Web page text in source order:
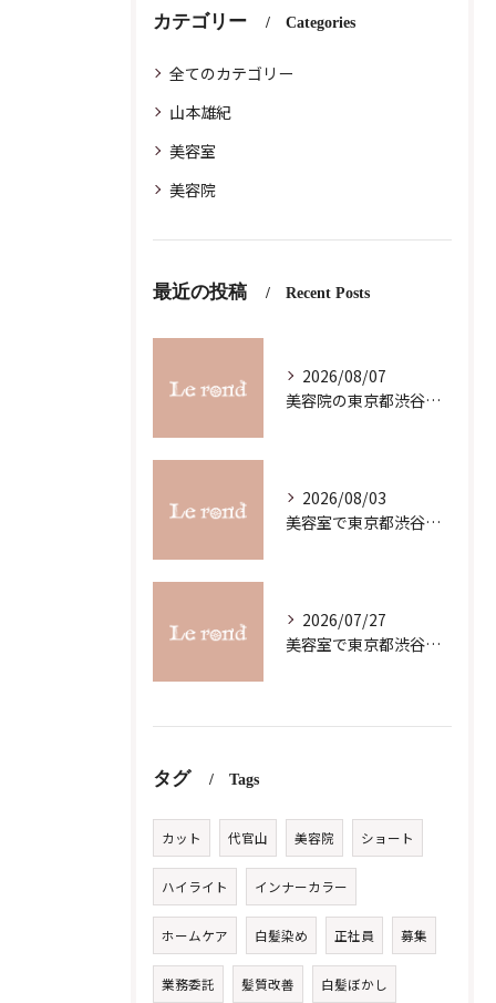
カテゴリー Categories
全てのカテゴリー
山本雄紀
美容室
美容院
最近の投稿 Recent Posts
2026/08/07
美容院の東京都渋谷区恵比寿求人募集で理想の働き方と職場選びを徹底解説
2026/08/03
美容室で東京都渋谷区代官山町のスキルアップを目指す最新ガイド
2026/07/27
美容室で東京都渋谷区代官山町の求人条件を詳しく比較し理想の職場を見つけるコツ
タグ Tags
カット 代官山 美容院 ショート
ハイライト インナーカラー
ホームケア 白髪染め 正社員 募集
業務委託 髪質改善 白髪ぼかし